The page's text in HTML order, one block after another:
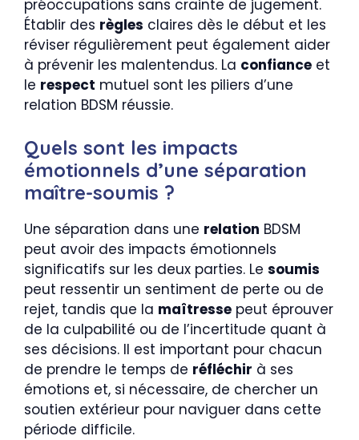
préoccupations sans crainte de jugement.
Établir des règles claires dès le début et les
réviser régulièrement peut également aider
à prévenir les malentendus. La confiance et
le respect mutuel sont les piliers d’une
relation BDSM réussie.
Quels sont les impacts
émotionnels d’une séparation
maître-soumis ?
Une séparation dans une relation BDSM
peut avoir des impacts émotionnels
significatifs sur les deux parties. Le soumis
peut ressentir un sentiment de perte ou de
rejet, tandis que la maîtresse peut éprouver
de la culpabilité ou de l’incertitude quant à
ses décisions. Il est important pour chacun
de prendre le temps de réfléchir à ses
émotions et, si nécessaire, de chercher un
soutien extérieur pour naviguer dans cette
période difficile.